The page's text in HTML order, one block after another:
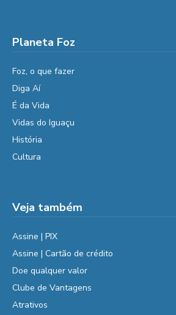
Planeta Foz
Foz, o que fazer
Diga Aí
É da Vida
Vidas do Iguaçu
História
Cultura
Veja também
Assine | PIX
Assine | Cartão de crédito
Doe qualquer valor
Clube de Vantagens
Atrativos